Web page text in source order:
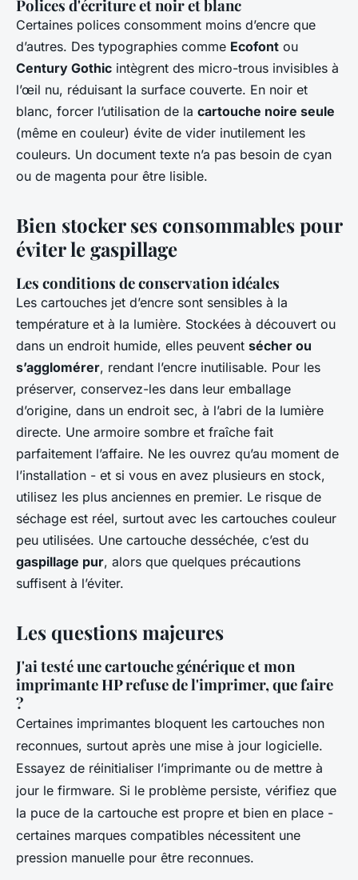
Polices d'écriture et noir et blanc
Certaines polices consomment moins d’encre que
d’autres. Des typographies comme Ecofont ou
Century Gothic intègrent des micro-trous invisibles à
l’œil nu, réduisant la surface couverte. En noir et
blanc, forcer l’utilisation de la cartouche noire seule
(même en couleur) évite de vider inutilement les
couleurs. Un document texte n’a pas besoin de cyan
ou de magenta pour être lisible.
Bien stocker ses consommables pour
éviter le gaspillage
Les conditions de conservation idéales
Les cartouches jet d’encre sont sensibles à la
température et à la lumière. Stockées à découvert ou
dans un endroit humide, elles peuvent sécher ou
s’agglomérer, rendant l’encre inutilisable. Pour les
préserver, conservez-les dans leur emballage
d’origine, dans un endroit sec, à l’abri de la lumière
directe. Une armoire sombre et fraîche fait
parfaitement l’affaire. Ne les ouvrez qu’au moment de
l’installation - et si vous en avez plusieurs en stock,
utilisez les plus anciennes en premier. Le risque de
séchage est réel, surtout avec les cartouches couleur
peu utilisées. Une cartouche desséchée, c’est du
gaspillage pur, alors que quelques précautions
suffisent à l’éviter.
Les questions majeures
J'ai testé une cartouche générique et mon
imprimante HP refuse de l'imprimer, que faire
?
Certaines imprimantes bloquent les cartouches non
reconnues, surtout après une mise à jour logicielle.
Essayez de réinitialiser l’imprimante ou de mettre à
jour le firmware. Si le problème persiste, vérifiez que
la puce de la cartouche est propre et bien en place -
certaines marques compatibles nécessitent une
pression manuelle pour être reconnues.